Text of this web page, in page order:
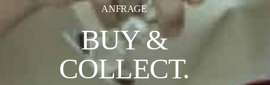
ANFRAGE
BUY &
COLLECT.